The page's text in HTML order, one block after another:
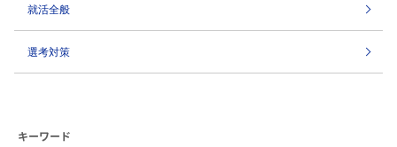
就活全般
選考対策
キーワード